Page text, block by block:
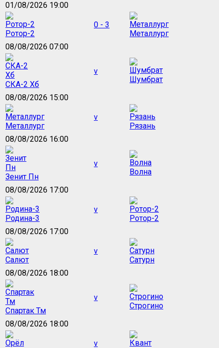
01/08/2026 19:00
Ротор-2
0 - 3
Металлург
08/08/2026 07:00
СКА-2 Хб
v
Шумбрат
08/08/2026 15:00
Металлург
v
Рязань
08/08/2026 16:00
Зенит Пн
v
Волна
08/08/2026 17:00
Родина-3
v
Ротор-2
08/08/2026 17:00
Салют
v
Сатурн
08/08/2026 18:00
Спартак Тм
v
Строгино
08/08/2026 18:00
v